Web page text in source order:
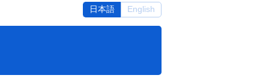
日本語 English